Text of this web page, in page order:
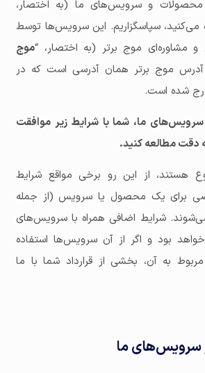
محصولات و سرویس‌های ما (به اختصار،
می‌کنید، سپاسگزاریم. این سرویس‌ها توسط
موج
آدرس موج برتر همان آدرسی است که در
شده است.
سرویس‌های ما، شما با شرایط زیر موافقت
دقت مطالعه کنید.
هستند، از این رو برخی مواقع شرایط
برای یک محصول یا سرویس (از جمله
شرایط اضافی همراه با سرویس‌های
بود و اگر از آن سرویس‌ها استفاده
به آن، بخشی از قرارداد شما با ما
سرویس‌های ما